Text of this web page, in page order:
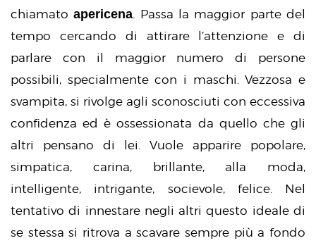
chiamatoapericena. Passa la maggior parte del
tempo cercando di attirare l’attenzione e di
parlare con il maggior numero di persone
possibili, specialmente con i maschi. Vezzosa e
svampita, si rivolge agli sconosciuti con eccessiva
confidenza ed è ossessionata da quello che gli
altri pensano di lei. Vuole apparire popolare,
simpatica, carina, brillante, alla moda,
intelligente, intrigante, socievole, felice. Nel
tentativo di innestare negli altri questo ideale di
se stessa si ritrova a scavare sempre più a fondo